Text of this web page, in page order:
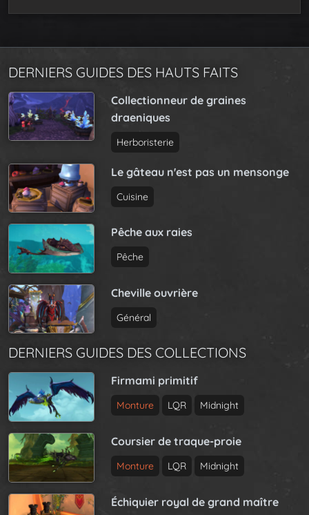
DERNIERS GUIDES DES HAUTS FAITS
Collectionneur de graines
draeniques
Herboristerie
Le gâteau n'est pas un mensonge
Cuisine
Pêche aux raies
Pêche
Cheville ouvrière
Général
DERNIERS GUIDES DES COLLECTIONS
Firmami primitif
Monture LQR Midnight
Coursier de traque-proie
Monture LQR Midnight
Échiquier royal de grand maître